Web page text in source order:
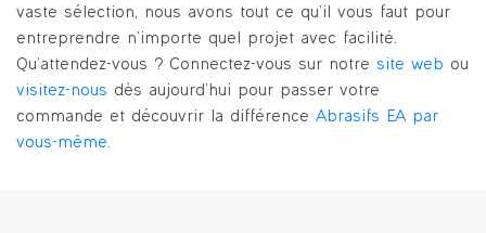
vaste sélection, nous avons tout ce qu’il vous faut pour
entreprendre n’importe quel projet avec facilité.
Qu’attendez-vous ? Connectez-vous sur notre site web ou
visitez-nous dès aujourd’hui pour passer votre
commande et découvrir la différence Abrasifs EA par
vous-même.